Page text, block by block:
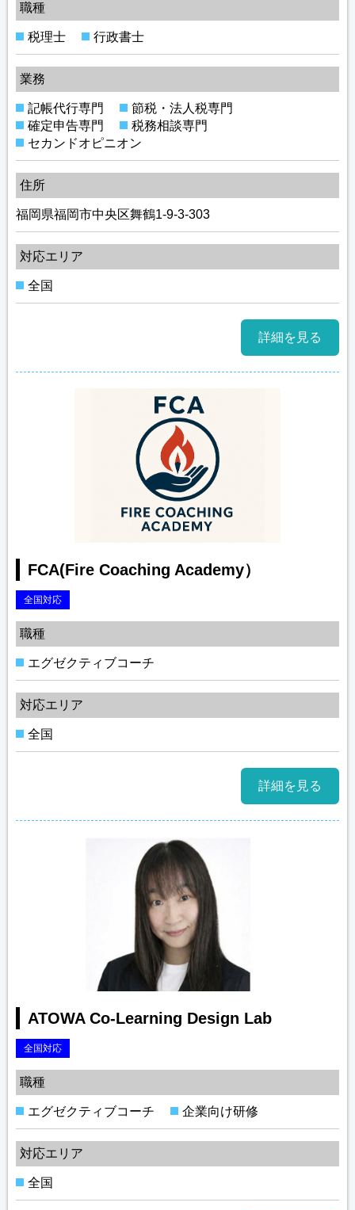
職種
税理士 行政書士
業務
記帳代行専門
節税・法人税専門
確定申告専門
税務相談専門
セカンドオピニオン
住所
福岡県福岡市中央区舞鶴1-9-3-303
対応エリア
全国
詳細を見る
FCA(Fire Coaching Academy）
全国対応
職種
エグゼクティブコーチ
対応エリア
全国
詳細を見る
ATOWA Co-Learning Design Lab
全国対応
職種
エグゼクティブコーチ 企業向け研修
対応エリア
全国